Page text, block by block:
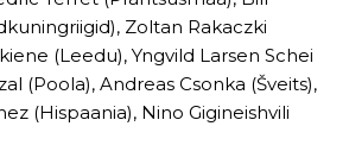
Zoltan Rakaczki
(Leedu), Yngvild Larsen Schei
(Poola), Andreas Csonka (Šveits),
(Hispaania), Nino Gigineishvili